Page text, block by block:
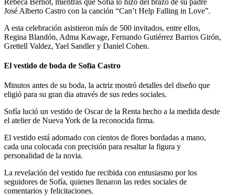
José Alberto Castro con la canción “Can’t Help Falling in Love”.
A esta celebración asistieron más de 500 invitados, entre ellos,
Regina Blandón, Adma Kawage, Fernando Gutiérrez Barrios Girón,
Grettell Valdez, Yael Sandler y Daniel Cohen.
El vestido de boda de Sofía Castro
Minutos antes de su boda, la actriz mostró detalles del diseño que
eligió para su gran dia através de sus redes sociales.
Sofía lució un vestido de Oscar de la Renta hecho a la medida desde
el atelier de Nueva York de la reconocida firma.
El vestido está adornado con cientos de flores bordadas a mano,
cada una colocada con precisión para resaltar la figura y
personalidad de la novia.
La revelación del vestido fue recibida con entusiasmo por los
seguidores de Sofía, quienes llenaron las redes sociales de
comentarios y felicitaciones.